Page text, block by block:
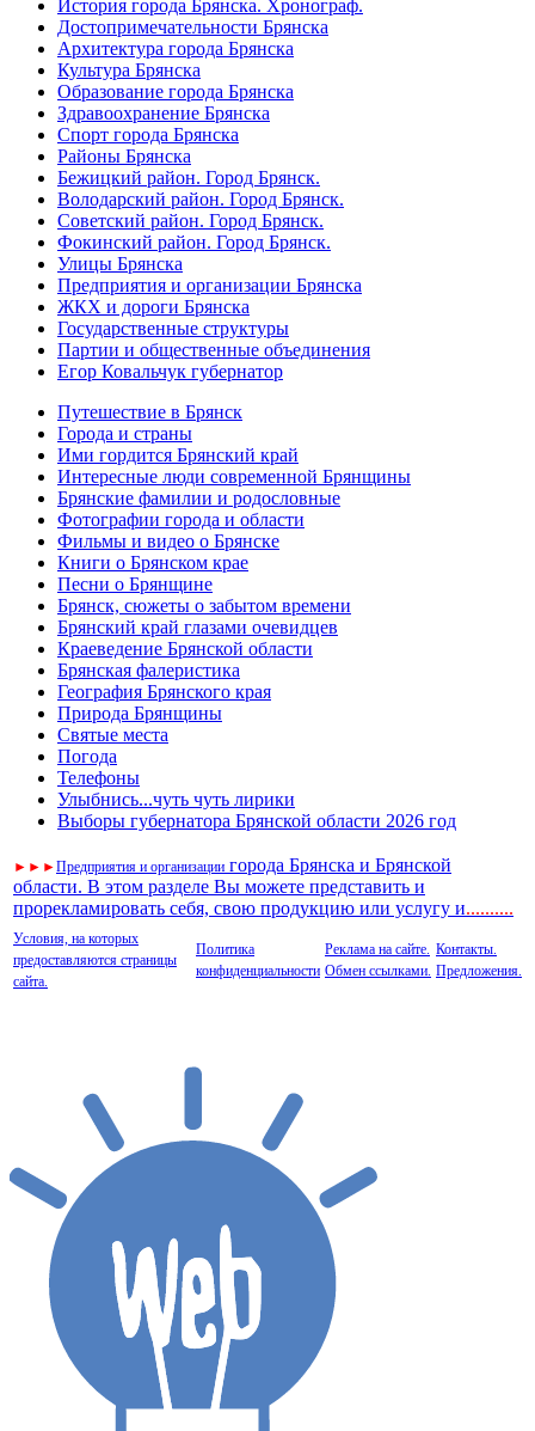
История города Брянска. Хронограф.
Достопримечательности Брянска
Архитектура города Брянска
Культура Брянска
Образование города Брянска
Здравоохранение Брянска
Спорт города Брянска
Районы Брянска
Бежицкий район. Город Брянск.
Володарский район. Город Брянск.
Советский район. Город Брянск.
Фокинский район. Город Брянск.
Улицы Брянска
Предприятия и организации Брянска
ЖКХ и дороги Брянска
Государственные структуры
Партии и общественные объединения
Егор Ковальчук губернатор
Путешествие в Брянск
Города и страны
Ими гордится Брянский край
Интересные люди современной Брянщины
Брянские фамилии и родословные
Фотографии города и области
Фильмы и видео о Брянске
Книги о Брянском крае
Песни о Брянщине
Брянск, сюжеты о забытом времени
Брянский край глазами очевидцев
Краеведение Брянской области
Брянская фалеристика
География Брянского края
Природа Брянщины
Святые места
Погода
Телефоны
Улыбнись...чуть чуть лирики
Выборы губернатора Брянской области 2026 год
► ► ►Предприятия и организации города Брянска и Брянской
области. В этом разделе Вы можете представить и
прорекламировать себя, свою продукцию или услугу и..........
Условия, на которых
предоставляются страницы
сайта.
Политика
конфиденциальности
Реклама на сайте.
Обмен ссылками.
Контакты.
Предложения.